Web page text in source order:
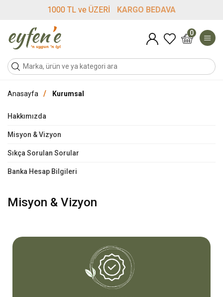
1000 TL ve ÜZERİ KARGO BEDAVA
0
Anasayfa / Kurumsal
Hakkımızda
Misyon & Vizyon
Sıkça Sorulan Sorular
Banka Hesap Bilgileri
Misyon & Vizyon